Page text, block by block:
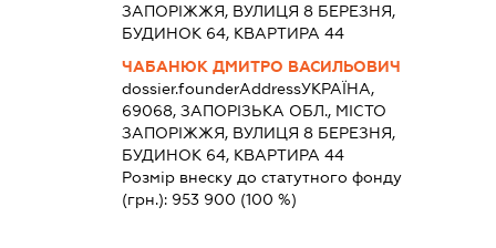
ЗАПОРІЖЖЯ, ВУЛИЦЯ 8 БЕРЕЗНЯ,
БУДИНОК 64, КВАРТИРА 44
ЧАБАНЮК ДМИТРО ВАСИЛЬОВИЧ
dossier.founderAddressУКРАЇНА,
69068, ЗАПОРІЗЬКА ОБЛ., МІСТО
ЗАПОРІЖЖЯ, ВУЛИЦЯ 8 БЕРЕЗНЯ,
БУДИНОК 64, КВАРТИРА 44
Розмір внеску до статутного фонду
(грн.): 953 900 (100 %)